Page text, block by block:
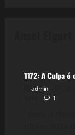
1172: A Culpa é
admin
1